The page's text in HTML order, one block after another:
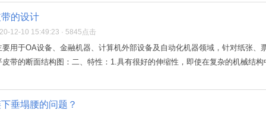
的设计
12-10 15:49:23 · 5845点击
用于OA设备、金融机器、计算机外部设备及自动化机器领域，针对纸张
带的断面结构图：二、特性：1.具有很好的伸缩性，即使在复杂的机械结
垂塌腰的问题？